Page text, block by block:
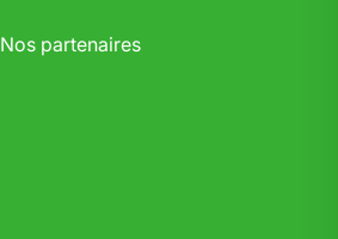
Nos partenaires